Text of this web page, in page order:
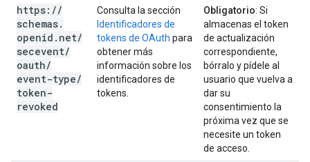
https: //
schemas.
openid . net/
secevent/
oauth/
event-type/
token-
revoked
Consulta la sección
Identificadores de
tokens de OAuth para
obtener más
información sobre los
identificadores de
tokens.
Obligatorio: Si
almacenas el token
de actualización
correspondiente,
bórralo y pídele al
usuario que vuelva a
dar su
consentimiento la
próxima vez que se
necesite un token
de acceso.